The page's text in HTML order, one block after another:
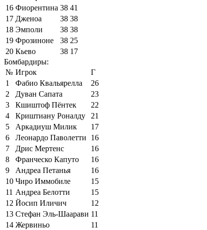
16 Фиорентина 38 41
17 Дженоа 38 38
18 Эмполи 38 38
19 Фрозиноне 38 25
20 Кьево 38 17
Бомбардиры:
№ Игрок
Г
1
Фабио Квальярелла
26
2
Дуван Сапата
23
3
Кшиштоф Пёнтек
22
4
Криштиану Роналду
21
5
Аркадиуш Милик
17
6
Леонардо Паволетти
16
7
Дрис Мертенс
16
8
Франческо Капуто
16
9
Андреа Петанья
16
10 Чиро Иммобиле
15
11 Андреа Белотти
15
12 Йосип Иличич
12
13 Стефан Эль-Шаарави 11
14 Жервиньо
11